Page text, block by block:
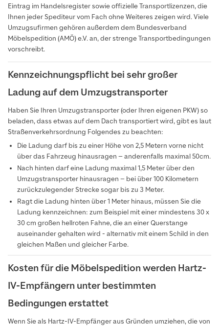
Eintrag im Handelsregister sowie offizielle Transportlizenzen, die
Ihnen jeder Spediteur vom Fach ohne Weiteres zeigen wird. Viele
Umzugsufirmen gehören außerdem dem Bundesverband
Möbelspedition (AMÖ) e.V. an, der strenge Transportbedingungen
vorschreibt.
Kennzeichnungspflicht bei sehr großer
Ladung auf dem Umzugstransporter
Haben Sie Ihren Umzugstransporter (oder Ihren eigenen PKW) so
beladen, dass etwas auf dem Dach transportiert wird, gibt es laut
Straßenverkehrsordnung Folgendes zu beachten:
Die Ladung darf bis zu einer Höhe von 2,5 Metern vorne nicht
über das Fahrzeug hinausragen – anderenfalls maximal 50cm.
Nach hinten darf eine Ladung maximal 1,5 Meter über den
Umzugstransporter hinausragen – bei über 100 Kilometern
zurückzulegender Strecke sogar bis zu 3 Meter.
Ragt die Ladung hinten über 1 Meter hinaus, müssen Sie die
Ladung kennzeichnen: zum Beispiel mit einer mindestens 30 x
30 cm großen hellroten Fahne, die an einer Querstange
auseinander gehalten wird - alternativ mit einem Schild in den
gleichen Maßen und gleicher Farbe.
Kosten für die Möbelspedition werden Hartz-
IV-Empfängern unter bestimmten
Bedingungen erstattet
Wenn Sie als Hartz-IV-Empfänger aus Gründen umziehen, die von